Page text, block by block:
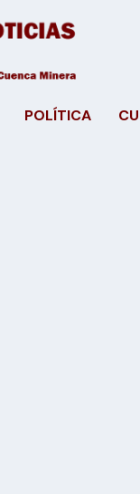
POLÍTICA